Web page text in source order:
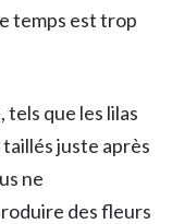
temps est trop
que les lilas
juste après
ne
des fleurs